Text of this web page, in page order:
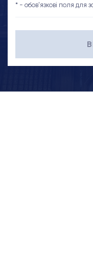
* - обов'язкові поля для